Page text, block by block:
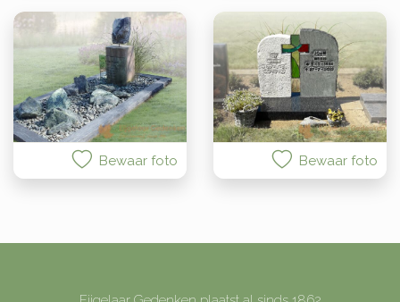
Bewaar foto Bewaar foto